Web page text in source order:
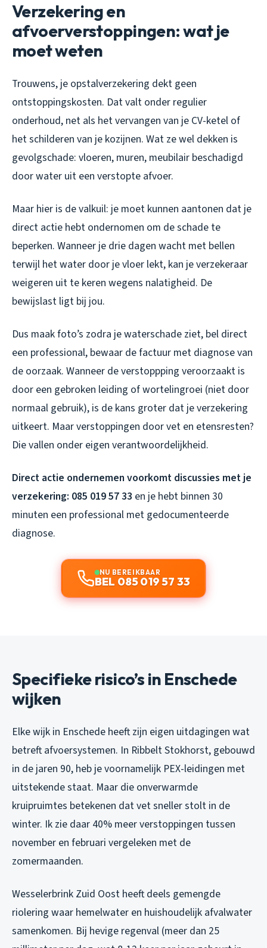
Verzekering en
afvoerverstoppingen: wat je
moet weten
Trouwens, je opstalverzekering dekt geen
ontstoppingskosten. Dat valt onder regulier
onderhoud, net als het vervangen van je CV-ketel of
het schilderen van je kozijnen. Wat ze wel dekken is
gevolgschade: vloeren, muren, meubilair beschadigd
door water uit een verstopte afvoer.
Maar hier is de valkuil: je moet kunnen aantonen dat je
direct actie hebt ondernomen om de schade te
beperken. Wanneer je drie dagen wacht met bellen
terwijl het water door je vloer lekt, kan je verzekeraar
weigeren uit te keren wegens nalatigheid. De
bewijslast ligt bij jou.
Dus maak foto’s zodra je waterschade ziet, bel direct
een professional, bewaar de factuur met diagnose van
de oorzaak. Wanneer de verstoppping veroorzaakt is
door een gebroken leiding of wortelingroei (niet door
normaal gebruik), is de kans groter dat je verzekering
uitkeert. Maar verstoppingen door vet en etensresten?
Die vallen onder eigen verantwoordelijkheid.
Direct actie ondernemen voorkomt discussies met je
verzekering: 085 019 57 33 en je hebt binnen 30
minuten een professional met gedocumenteerde
diagnose.
NU BEREIKBAAR
BEL 085 019 57 33
Specifieke risico’s in Enschede
wijken
Elke wijk in Enschede heeft zijn eigen uitdagingen wat
betreft afvoersystemen. In Ribbelt Stokhorst, gebouwd
in de jaren 90, heb je voornamelijk PEX-leidingen met
uitstekende staat. Maar die onverwarmde
kruipruimtes betekenen dat vet sneller stolt in de
winter. Ik zie daar 40% meer verstoppingen tussen
november en februari vergeleken met de
zomermaanden.
Wesselerbrink Zuid Oost heeft deels gemengde
riolering waar hemelwater en huishoudelijk afvalwater
samenkomen. Bij hevige regenval (meer dan 25